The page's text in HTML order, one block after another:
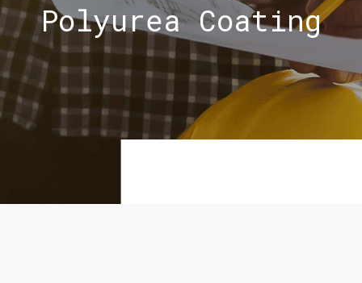
Polyurea Coating